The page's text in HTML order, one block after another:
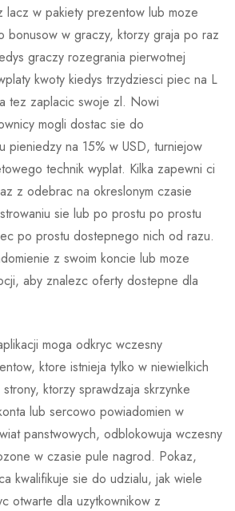
lacz w pakiety prezentow lub moze
bonusow w graczy, ktorzy graja po raz
graczy rozegrania pierwotnej
kwoty kiedys trzydziesci piec na L
tez zaplacic swoje zl. Nowi
mogli dostac sie do
pieniedzy na 15% w USD, turniejow
technik wyplat. Kilka zapewni ci
z odebrac na okreslonym czasie
sie lub po prostu po prostu
po prostu dostepnego nich od razu.
z swoim koncie lub moze
aby znalezc oferty dostepne dla
moga odkryc wczesny
ktore istnieja tylko w niewielkich
ktorzy sprawdzaja skrzynke
lub sercowo powiadomien w
panstwowych, odblokowuja wczesny
w czasie pule nagrod. Pokaz,
kwalifikuje sie do udzialu, jak wiele
otwarte dla uzytkownikow z